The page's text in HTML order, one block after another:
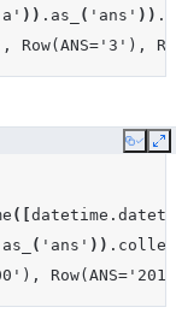
)) . as_ ( 'ans' )) .
Row(ANS='3'),
Copy
([ datetime .
as_ ( 'ans' )) .